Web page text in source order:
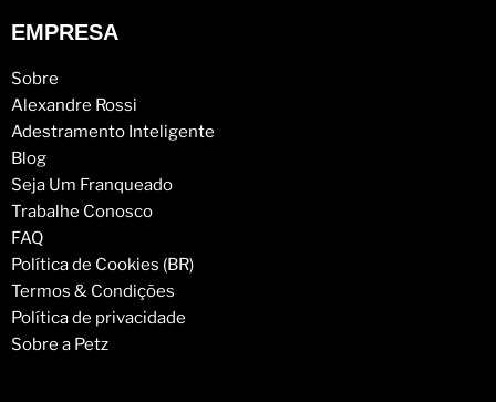
EMPRESA
Sobre
Alexandre Rossi
Adestramento Inteligente
Blog
Seja Um Franqueado
Trabalhe Conosco
FAQ
Política de Cookies (BR)
Termos & Condições
Política de privacidade
Sobre a Petz